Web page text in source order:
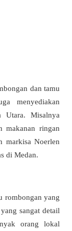
dan tamu
menyediakan
Misalnya
makanan ringan
markisa Noerlen
di Medan.
rombongan yang
sangat detail
orang lokal